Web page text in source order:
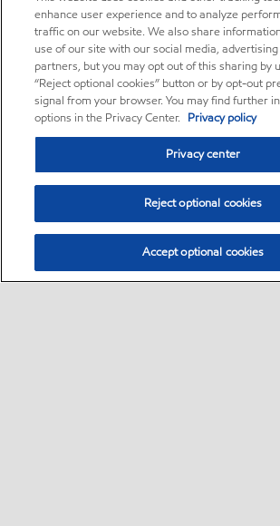
enhance user experience and to analyze
traffic on our website. We also share
use of our site with our social media,
partners, but you may opt out of this sharing by
“Reject optional cookies” button or by opt-out
signal from your browser. You may find further
options in the Privacy Center. Privacy policy
Privacy center
Reject optional cookies
Accept optional cookies